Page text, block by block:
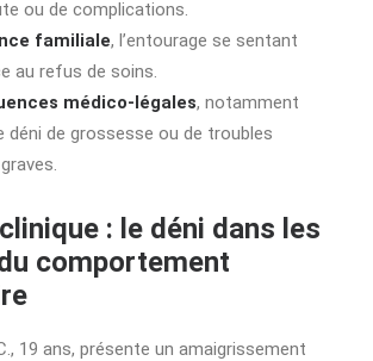
ou de complications.
familiale, l’entourage se sentant
au refus de soins.
médico-légales, notamment
déni de grossesse ou de troubles
: le déni dans les
comportement
19 ans, présente un amaigrissement